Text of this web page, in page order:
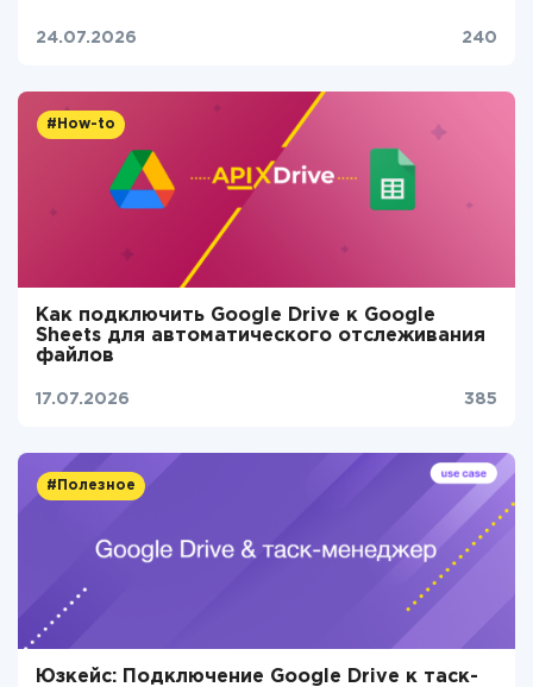
24.07.2026 240
#How-to
Как подключить Google Drive к Google
Sheets для автоматического отслеживания
файлов
17.07.2026 385
#Полезное
Юзкейс: Подключение Google Drive к таск-